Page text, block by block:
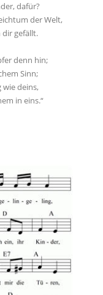
dafür?
der Welt,
dir gefällt.
denn hin;
Sinn;
wie deins,
in eins.“